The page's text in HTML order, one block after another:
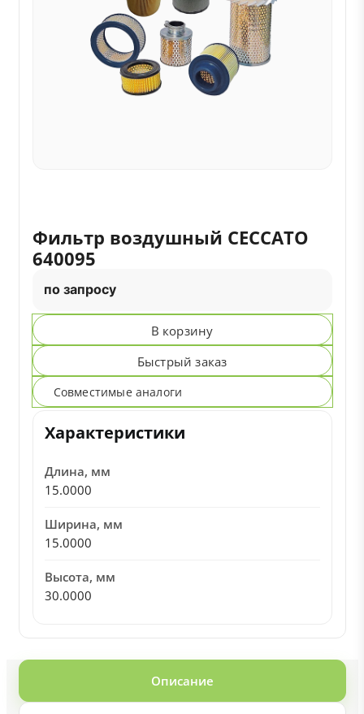
Фильтр воздушный CECCATO
640095
по запросу
В корзину
Быстрый заказ
Совместимые аналоги
Характеристики
Длина, мм
15.0000
Ширина, мм
15.0000
Высота, мм
30.0000
Описание